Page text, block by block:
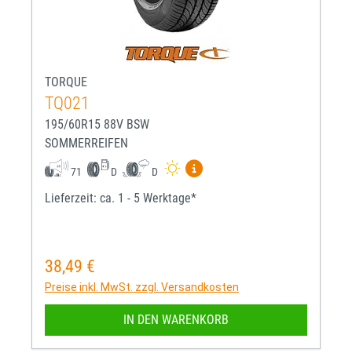
TORQUE
TQ021
195/60R15 88V BSW
SOMMERREIFEN
71 D D
Mehr Informationen zum
Lieferzeit: ca. 1 - 5 Werktage*
Regulärer Preis:
38,49 €
Preise inkl. MwSt. zzgl. Versandkosten
IN DEN WARENKORB